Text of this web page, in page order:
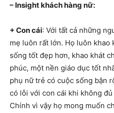
– Insight khách hàng nữ:
+ Con cái: Với tất cả những
mẹ luôn rất lớn. Họ luôn khao
sống tốt đẹp hơn, khao khát
phúc, một nền giáo dục tốt
phụ nữ trẻ có cuộc sống bận
có lỗi với con cái khi không
Chính vì vậy họ mong muốn